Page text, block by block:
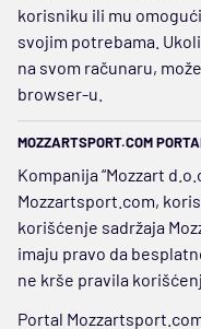
korisniku ili mu
svojim potrebama.
na svom računaru,
browser-u.
MOZZARTSPORT.COM
Kompanija “Mozzart
Mozzartsport.com,
korišćenje sadržaja
imaju pravo da
ne krše pravila
Portal